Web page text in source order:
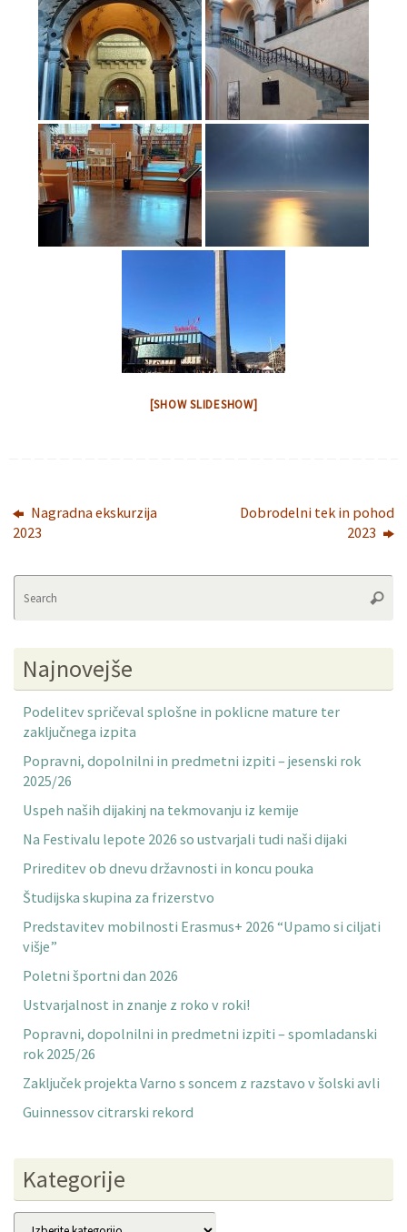
[SHOW SLIDESHOW]
Nagradna ekskurzija
2023
Dobrodelni tek in pohod
2023
Najnovejše
Podelitev spričeval splošne in poklicne mature ter
zaključnega izpita
Popravni, dopolnilni in predmetni izpiti – jesenski rok
2025/26
Uspeh naših dijakinj na tekmovanju iz kemije
Na Festivalu lepote 2026 so ustvarjali tudi naši dijaki
Prireditev ob dnevu državnosti in koncu pouka
Študijska skupina za frizerstvo
Predstavitev mobilnosti Erasmus+ 2026 “Upamo si ciljati
višje”
Poletni športni dan 2026
Ustvarjalnost in znanje z roko v roki!
Popravni, dopolnilni in predmetni izpiti – spomladanski
rok 2025/26
Zaključek projekta Varno s soncem z razstavo v šolski avli
Guinnessov citrarski rekord
Kategorije
Kategorije